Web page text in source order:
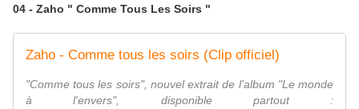
04 - Zaho " Comme Tous Les Soirs "
Zaho - Comme tous les soirs (Clip officiel)
"Comme tous les soirs", nouvel extrait de l'album "Le monde
à l'envers", disponible partout :